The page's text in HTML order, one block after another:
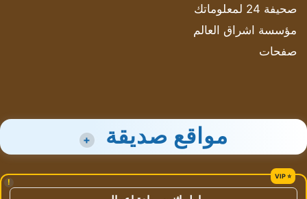
صحيفة 24 لمعلوماتك
مؤسسة اشراق العالم
صفحات
مواقع صديقة +
!